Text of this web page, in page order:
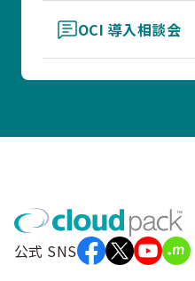
OCI 導入相談会
公式 SNS